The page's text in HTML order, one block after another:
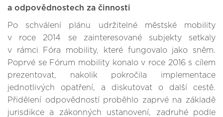
a odpovědnostech za činnosti
Po schválení plánu udržitelné městské mobility
v roce 2014 se zainteresované subjekty setkaly
v rámci Fóra mobility, které fungovalo jako sněm.
Poprvé se Fórum mobility konalo v roce 2016 s cílem
prezentovat, nakolik pokročila implementace
jednotlivých opatření, a diskutovat o další cestě.
Přidělení odpovědností proběhlo zaprvé na základě
jurisdikce a zákonných ustanovení, zadruhé podle